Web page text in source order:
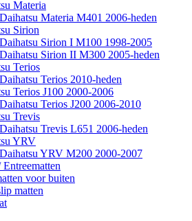
Materia
Daihatsu Materia M401 2006-heden
Sirion
Daihatsu Sirion I M100 1998-2005
Daihatsu Sirion II M300 2005-heden
Terios
Daihatsu Terios 2010-heden
Terios J100 2000-2006
Daihatsu Terios J200 2006-2010
Trevis
Daihatsu Trevis L651 2006-heden
YRV
Daihatsu YRV M200 2000-2007
voor buiten
matten